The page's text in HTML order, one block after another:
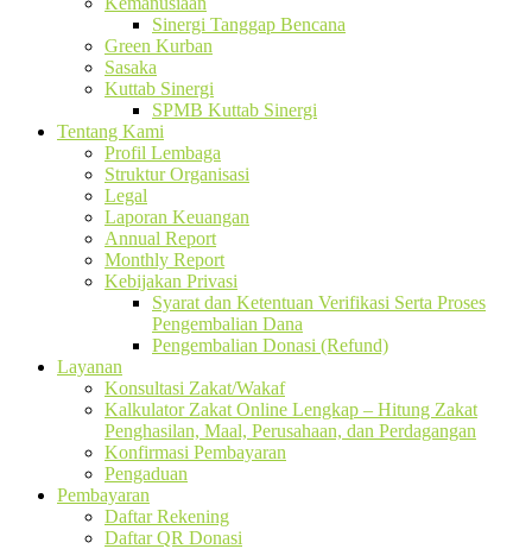
Sinergi Tanggap Bencana
Green Kurban
Sasaka
Kuttab Sinergi
SPMB Kuttab Sinergi
Tentang Kami
Profil Lembaga
Struktur Organisasi
Legal
Laporan Keuangan
Annual Report
Monthly Report
Kebijakan Privasi
Syarat dan Ketentuan Verifikasi Serta Proses
Pengembalian Dana
Pengembalian Donasi (Refund)
Layanan
Konsultasi Zakat/Wakaf
Kalkulator Zakat Online Lengkap – Hitung Zakat
Penghasilan, Maal, Perusahaan, dan Perdagangan
Konfirmasi Pembayaran
Pengaduan
Pembayaran
Daftar Rekening
Daftar QR Donasi